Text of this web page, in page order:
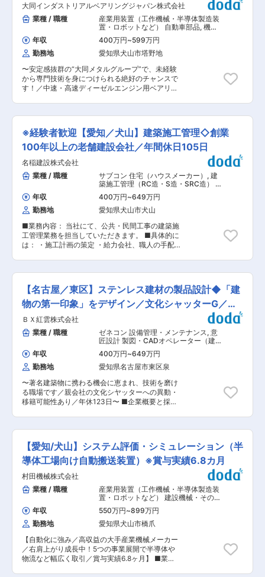
https://www.muratec.jp/cfa/career.html ） ■村
田機械について： ・「自動化」を軸に、クリーン
FA（半導体）、繊維機械、ロジスティクス＆オー
トメーション、工作機械、情報機器の5つの分野
に展開する産業機械のグローバル企業。 ・売上高
5000億規模！右肩上がり成長中／営業利益率
18%を誇る高収益企業（2025年3月期/連結） ・
従業員数・売上高ともに国内有数の規模ながら、
非上場による経営戦略を展開 ・年間休日120日以
能で働き方良い。 ・時差出勤制度や時間単位有
休、時間短縮勤務制度などライフスタイルなどに
任せてもらえるような環境で、社員のチャレンジ
を後押しする風土
の設計・開発をお任せします。 ■具体的には：
・仕様提案、機械設計、解析：3Dモデルを用い
たシミュレーション、実験・評価など ・図面作成
支援：3D-CADソフトを活用したアセンブリモデ
ル作成、各部品モデル作成、干渉検討など／2D-
CADソフトを活用した組図作成からバラシ作業、
部位図の作成 ※2D／3D共にCATIA V5を使用 ■当
ポジションの魅力： ・自動車という身近な製品の
設計を行うため、実生活の中で自分の携わった製
品を見ることがやりがいに繋がります。 ・技術力
アップを目指す方には研修も充実しているうえ、
分担して実施していき、経験に合わせたスキルア
ップが望めます。 ■配属組織： ・製品設計部
門：108名 ・全社平均年齢：35.7歳 ■エンジニア
のキャリア支援について： 目標実現に向けた自己
申告制度を採用：自身の""ライフプラン""に即
し、今後の""キャリア目標""を申告・相談する制
度です。 ・面談を通じて一人ひとりに応じたキャ
リアプランを決定 ・現在の能力と""キャリア目
標""との差を埋めるための相談・実現に向けた機
会と場を提供します。 ■働き方の魅力： ・希望
勤務場所：全社で98%の社員が""キャリア目
標""または""ライフプラン""に合わせた希望勤務
場所にて就業中です（2024年1月現在）。 ・充実
位での勉強会があります。 ・働きやすい環境：着
実に技術力アップ・ステップアップできる環境、
感、チームワークを自然に築けるような雰囲気で
す。 変更の範囲：会社の定める業務
ルG
大同インダストリアルベアリングジャパン株式会社
業種 / 職種
産業用装置（工作機械・半導体製造装
置・ロボットなど） 自動車部品, 機
械・金属加工 組立・その他製造職
年収 400万円~599万円
勤務地
愛知県犬山市塔野地
〜安定感抜群の“大同メタルグループ”で、未経験
から専門技術を身につけられる絶好のチャンスで
す！／中速・高速ディーゼルエンジン用ベアリン
リ★ ・安定した会社で世界に誇る技術を身につけ
たい！ ・有給をしっかり取りたい／働きやすい職
場が良い！ ・給与もしっかり確保したい！／賞与
4.45カ月・年収420万円〜 ■仕事内容： めっき
設備の機械オペレーターを担当していただきま
す。 【具体的には】 ・製品の洗浄（油汚れの除
去） ・めっき専用機の設定・操作（製品を選択し
セットするだけの簡単操作） ・製品の脱着・外観
検査（厚み・接着状態・凹凸など ・めっき液の濃
度・温度管理 ・表面処理／めっき後の研磨作業
（仕上げ） ■組織構成： 43名の方が在籍し、ご
活躍しております。未経験の方が多く、先輩社員
が一から教えるので初めてでも安心です。 ★働く
上での当社の魅力★ ◇工場内の空調完備 ◇年1回
作業服を支給／クリーニング無料 ◇資格補助あり
資格取得に対して試験費用・教材・講習費用を全
り※社食は1食240円 ◇平均有給取得日数18日／
平均月1回以上取得！ ■当社の強み 「大同メタル
工業」を親会社に持ち、大同メタルグループの中
核会社として船舶や建設機械のディーゼルエンジ
ンに用いられるすべり軸受の製造に特化し、より
高品質でコストパフォーマンスに優れた製品をお
客様にお届けできるよう製造を行っています。 こ
の分野において国内トップシェアを誇り、世界で
も数社しかない船舶や建設機械向けの中・高速デ
ィーゼルエンジン用すべり軸受メーカーとして、
国内海外の大手エンジンメーカーに製品を供給し
ています。 ※勤務時間について※設備によって3交
代制になる場合あり ●一直／8：00〜16：40 ●
8：25 変更の範囲：会社の定める業務
※経験者歓迎【愛知／犬山】建築施工管理◇創業
100年以上の老舗建設会社／年間休日105日
名稲建設株式会社
業種 / 職種
サブコン 住宅（ハウスメーカー） , 建
築施工管理（RC造・S造・SRC造） 建
築施工管理（木造）
年収 400万円~649万円
勤務地
愛知県犬山市犬山
■業務内容： 当社にて、公共・民間工事の建築施
工管理業務を担当していただきます。 ■具体的に
は： ・施工計画の策定 ・給力会社、職人の手配
様々な技術が当社にはあります。それらを継承し
ていくためには、エネルギーある若い方を積極的
に採用していくこと、そして若い方を中心として
まとまりを生み出すことが必要です。当社の営業
分野の中では、特に土木において、若い方とのリ
レーションシップが実現されつつあると考えてお
ります。年齢ではなく成果によって常に仕事を評
価する。当社は、個々の社員に対しても、そして
会社全体に対しても、常にそのようなありかたを
保っていこうと考えております。それが「正当な
評価」ということになります。これからも、将来
性をふまえ、バランス感のある採用と事業展開に
よって、当社を育て続けて参ります。 変更の範
囲：会社の定める業務
【名古屋／東区】ステンレス建材の製品設計◆「建
物の第一印象」をデザイン／文化シャッターG／残
業少
ＢＸ紅雲株式会社
業種 / 職種
ゼネコン 設備管理・メンテナンス, 意
匠設計 製図・CADオペレーター（建
設）
年収 400万円~649万円
勤務地
愛知県名古屋市東区泉
〜著名建築物に携わる機会に恵まれ、技術を磨け
る職場です／親会社の文化シヤッターへの異動・
移籍可能性あり／年休123日〜 ■企業概要と採用
創業70年、グループ化20年の安定基盤のもと、
ニッチで差別化された分野に強みを持ちます。今
回は将来の世代交代を見据え、設計体制強化のた
めの採用です。 ■お仕事の概要 大型公共施設や
オフィスビルのエントランスに用いられる、ステ
ンレス製ドア・サッシの製品設計を担当。量産で
はなく、案件ごとに仕様が異なるフルオーダー設
計が中心です！ ＼こんなお仕事です！／ -------
------------------ ・同じものを作らない完全オ
ーダーメイド設計 ・自分の設計が街に残り、多く
の人の目に触れる達成感 ・防災性・安全性にも貢
献する社会性の高い製品 ・将来はステンレス設計
のエキスパート、部門リーダーも目指せます ■職
務内容詳細 ・建築図をもとにした製品設計、図面
作成 ・ゼネコン・親会社経由案件の仕様確認、打
ち合わせ対応 ・AutoCAD等を使用した設計・製
【愛知/犬山】システム評価・シミュレーション（半
導体工場向け自動搬送装置）※賞与実績6.8カ月
村田機械株式会社
業種 / 職種
産業用装置（工作機械・半導体製造装
置・ロボットなど） 建設機械・その他
輸送機器
CAE解析（その他） 評価・
デバッグ
年収 550万円~899万円
勤務地
愛知県犬山市橋爪
【自動化に強み／高収益の大手産業機械メーカー
／右肩上がり成長中！5つの事業展開で半導体や
物流など幅広く取引／賞与実績6.8ヶ月】 ■業務